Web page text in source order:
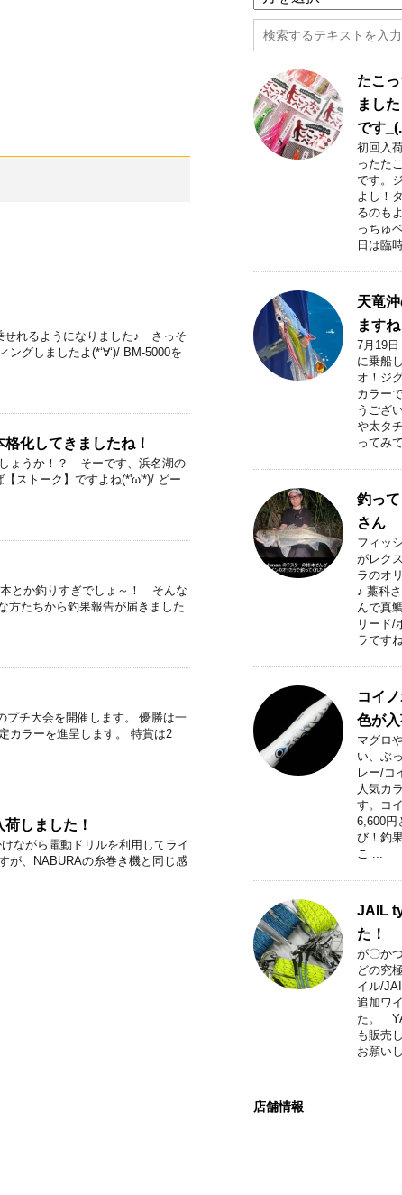
せれるようになりました♪ さっそ
グしましたよ(*‘∀‘)/ BM-5000を
化してきましたね！
ょうか！？ そーです、浜名湖の
ストーク】ですよね(*'ω'*)/ どー
とか釣りすぎでしょ～！ そんな
方たちから釣果報告が届きました
プチ大会を開催します。 優勝は一
カラーを進呈します。 特賞は2
しました！
ながら電動ドリルを利用してライ
が、NABURAの糸巻き機と同じ感
去
記
事
別
一
覧
たこ
まし
です
初回入
ったた
です。
よし！
るのも
っちゅ
日は臨
天竜
ます
7月19
に乗船
オ！ジ
カラー
うござ
や太タ
ってみ
釣っ
さん
フィッ
がレク
ラのオ
♪ 藁科
んで真
リード/
ラです
コイ
色が入
マグロ
い、ぶ
レー/コ
人気カ
す。コ
6,600円
び！釣
こ ...
JAIL
た！
が〇か
どの究
イル/
追加ワ
た。
も販売
お願い
店舗情報